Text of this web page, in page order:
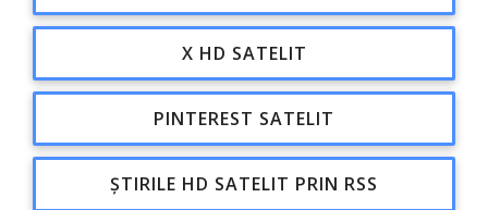
X HD SATELIT
PINTEREST SATELIT
ȘTIRILE HD SATELIT PRIN RSS